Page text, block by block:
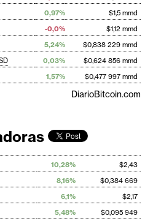
0,97%
$1,5 mmd
-0,0%
$1,12 mmd
5,24%
$0,838 229 mmd
0,03%
$0,624 856 mmd
1,57% $0,477 997 mmd
DiarioBitcoin.com
10,28%
$2,43
8,16%
$0,384 669
6,1%
$2,17
5,48%
$0,095 949